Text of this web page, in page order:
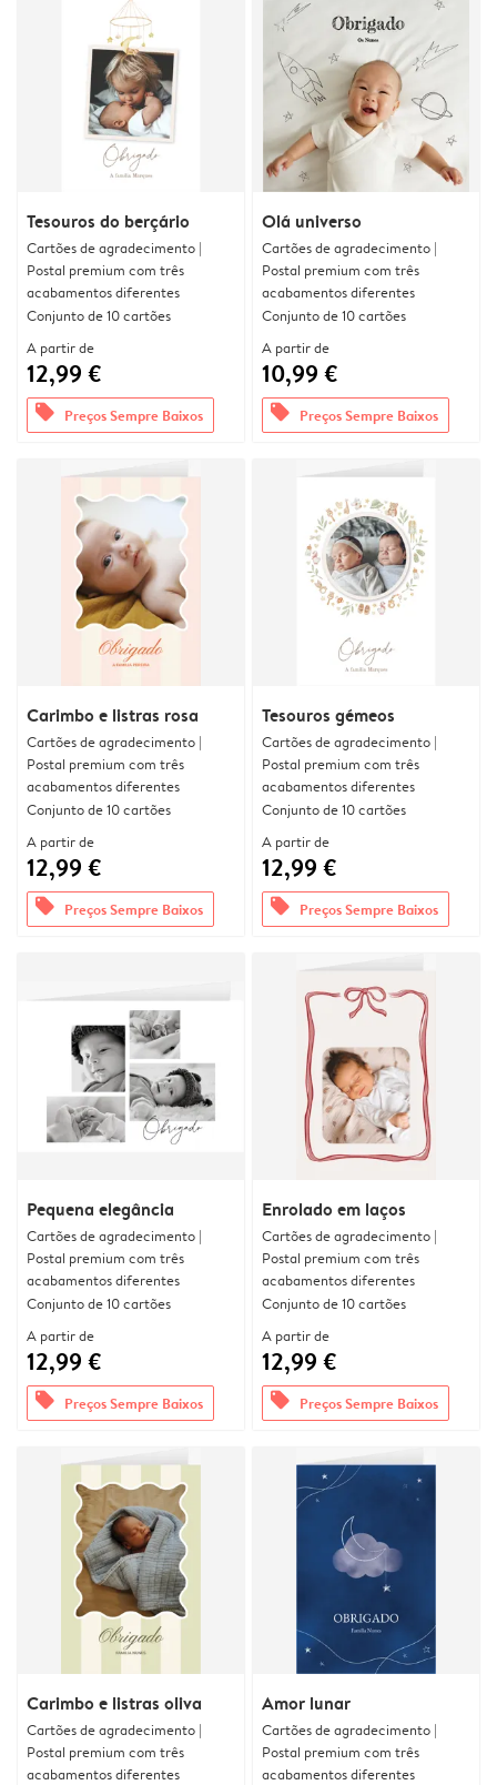
Tesouros do berçário
Cartões de agradecimento |
Postal premium com três
acabamentos diferentes
Conjunto de 10 cartões
A partir de
12,99 €
offers Preços Sempre Baixos
Olá universo
Cartões de agradecimento |
Postal premium com três
acabamentos diferentes
Conjunto de 10 cartões
A partir de
10,99 €
offers Preços Sempre Baixos
Carimbo e listras rosa
Cartões de agradecimento |
Postal premium com três
acabamentos diferentes
Conjunto de 10 cartões
A partir de
12,99 €
offers Preços Sempre Baixos
Tesouros gémeos
Cartões de agradecimento |
Postal premium com três
acabamentos diferentes
Conjunto de 10 cartões
A partir de
12,99 €
offers Preços Sempre Baixos
Pequena elegância
Cartões de agradecimento |
Postal premium com três
acabamentos diferentes
Conjunto de 10 cartões
A partir de
12,99 €
offers Preços Sempre Baixos
Enrolado em laços
Cartões de agradecimento |
Postal premium com três
acabamentos diferentes
Conjunto de 10 cartões
A partir de
12,99 €
offers Preços Sempre Baixos
Carimbo e listras oliva
Cartões de agradecimento |
Postal premium com três
acabamentos diferentes
Amor lunar
Cartões de agradecimento |
Postal premium com três
acabamentos diferentes